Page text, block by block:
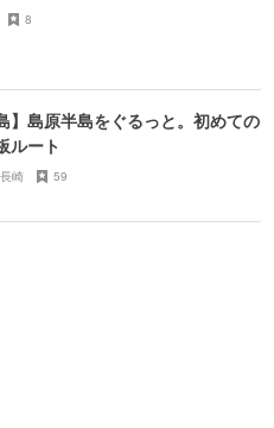
8
】島原半島をぐるっと。初めての
ルート
長崎 59